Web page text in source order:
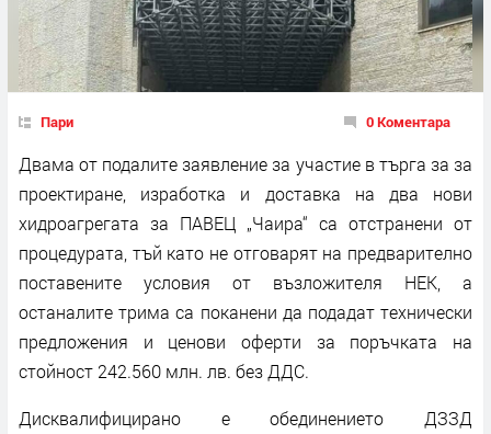
Пари 0 Коментара
Двама от подалите заявление за участие в търга за за
проектиране, изработка и доставка на два нови
хидроагрегата за ПАВЕЦ „Чаира“ са отстранени от
процедурата, тъй като не отговарят на предварително
поставените условия от възложителя НЕК, а
останалите трима са поканени да подадат технически
предложения и ценови оферти за поръчката на
стойност 242.560 млн. лв. без ДДС.
Дисквалифицирано е обединението ДЗЗД